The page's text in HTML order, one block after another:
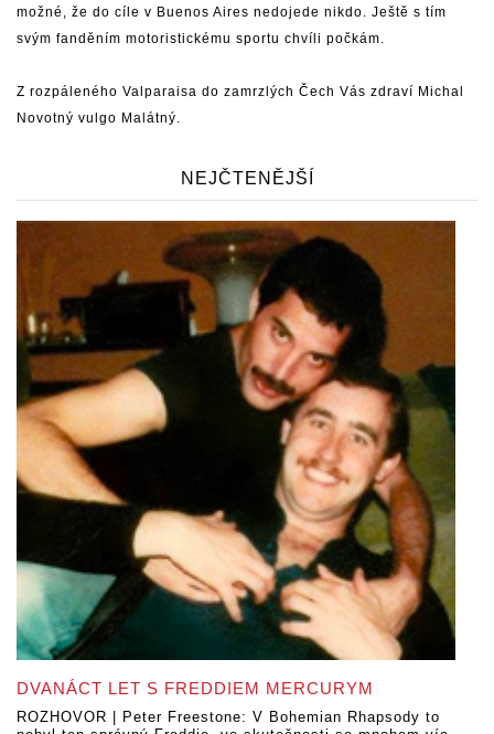
možné, že do cíle v Buenos Aires nedojede nikdo. Ještě s tím
svým fanděním motoristickému sportu chvíli počkám.
Z rozpáleného Valparaisa do zamrzlých Čech Vás zdraví Michal
Novotný vulgo Malátný.
NEJČTENĚJŠÍ
DVANÁCT LET S FREDDIEM MERCURYM
ROZHOVOR | Peter Freestone: V Bohemian Rhapsody to